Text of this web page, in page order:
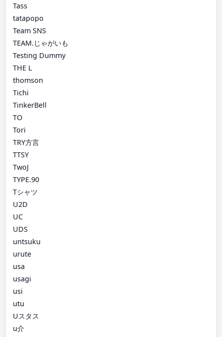
Tass
tatapopo
Team SNS
TEAM.じゃがいも
Testing Dummy
THE L
thomson
Tichi
TinkerBell
TO
Tori
TRY方言
TTSY
TwoJ
TYPE.90
Tシャツ
U2D
UC
UDS
untsuku
urute
usa
usagi
usi
utu
Uスタス
u介